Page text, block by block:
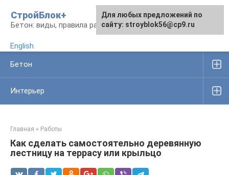
контенту
СтройБлок+
Бетон: виды, правила работы, изделия
English
Бетон
Интерьер
Главная » Работы
Как сделать самостоятельно деревянную
лестницу на террасу или крыльцо
Для любых предложений по
сайту: stroyblok56@cp9.ru
Для любых предложений по
сайту: stroyblok56@cp9.ru